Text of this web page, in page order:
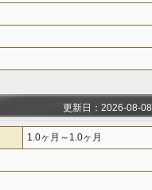
更新日：2026-08-08
1.0ヶ月～1.0ヶ月